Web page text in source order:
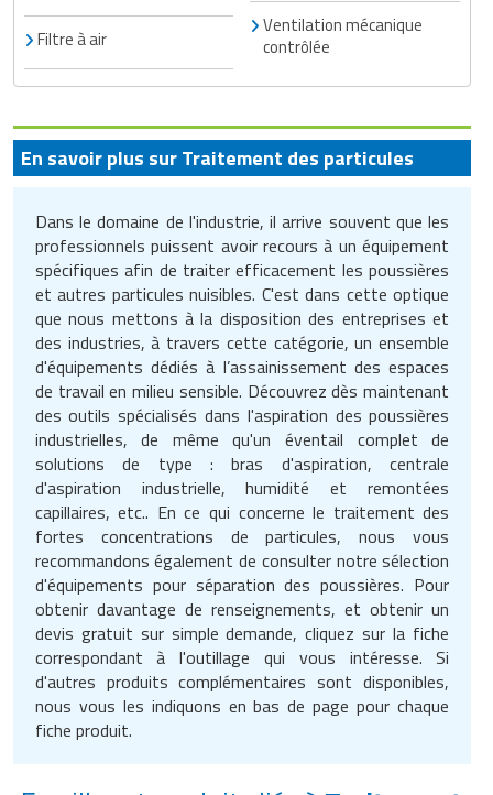
Filtre à air
Ventilation mécanique
contrôlée
En savoir plus sur Traitement des particules
Dans le domaine de l'industrie, il arrive souvent que les
professionnels puissent avoir recours à un équipement
spécifiques afin de traiter efficacement les poussières
et autres particules nuisibles. C'est dans cette optique
que nous mettons à la disposition des entreprises et
des industries, à travers cette catégorie, un ensemble
d'équipements dédiés à l’assainissement des espaces
de travail en milieu sensible. Découvrez dès maintenant
des outils spécialisés dans l'aspiration des poussières
industrielles, de même qu'un éventail complet de
solutions de type : bras d'aspiration, centrale
d'aspiration industrielle, humidité et remontées
capillaires, etc.. En ce qui concerne le traitement des
fortes concentrations de particules, nous vous
recommandons également de consulter notre sélection
d'équipements pour séparation des poussières. Pour
obtenir davantage de renseignements, et obtenir un
devis gratuit sur simple demande, cliquez sur la fiche
correspondant à l'outillage qui vous intéresse. Si
d'autres produits complémentaires sont disponibles,
nous vous les indiquons en bas de page pour chaque
fiche produit.